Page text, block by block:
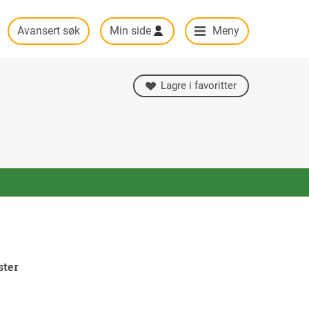
Avansert søk Min side Meny
Lagre i favoritter